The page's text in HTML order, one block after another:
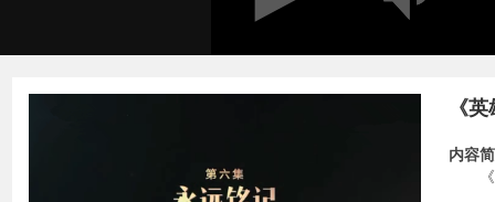
《
内容